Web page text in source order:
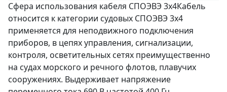
Сфера использования кабеля СПОЭВЭ 3х4Кабель
относится к категории судовых СПОЭВЭ 3х4
применяется для неподвижного подключения
приборов, в цепях управления, сигнализации,
контроля, осветительных сетях преимущественно
на судах морского и речного флотов, плавучих
сооружениях. Выдерживает напряжение